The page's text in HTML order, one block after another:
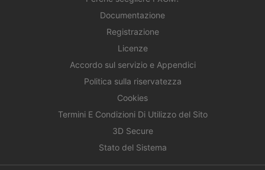
Documentazione
Registrazione
Licenze
Accordo sul servizio e Appendici
Politica sulla riservatezza
Cookies
Termini E Condizioni Di Utilizzo del Sito
3D Secure
Stato del Sistema